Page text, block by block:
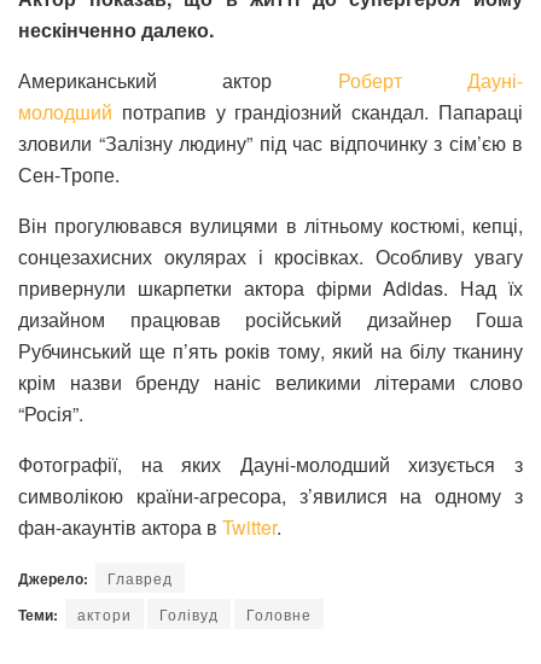
нескінченно далеко.
Американський актор Роберт Дауні-
молодший потрапив у грандіозний скандал. Папараці
зловили “Залізну людину” під час відпочинку з сім’єю в
Сен-Тропе.
Він прогулювався вулицями в літньому костюмі, кепці,
сонцезахисних окулярах і кросівках. Особливу увагу
привернули шкарпетки актора фірми Adidas. Над їх
дизайном працював російський дизайнер Гоша
Рубчинський ще п’ять років тому, який на білу тканину
крім назви бренду наніс великими літерами слово
“Росія”.
Фотографії, на яких Дауні-молодший хизується з
символікою країни-агресора, з’явилися на одному з
фан-акаунтів актора в Twitter.
Джерело: Главред
Теми: актори Голівуд Головне